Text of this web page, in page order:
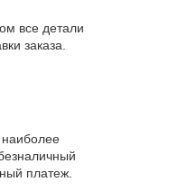
все детали
заказа.
наиболее
платеж.